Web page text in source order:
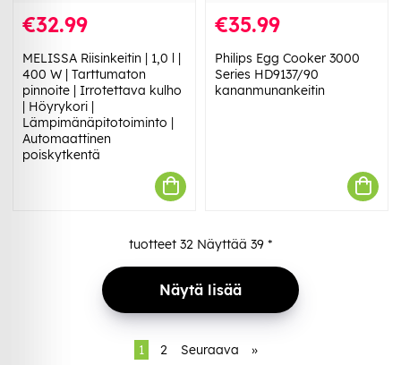
€32.99
MELISSA Riisinkeitin | 1,0 l |
400 W | Tarttumaton
pinnoite | Irrotettava kulho
| Höyrykori |
Lämpimänäpitotoiminto |
Automaattinen
poiskytkentä
€35.99
Philips Egg Cooker 3000
Series HD9137/90
kananmunankeitin
tuotteet 32 Näyttää 39 *
Näytä lisää
1 2 Seuraava »